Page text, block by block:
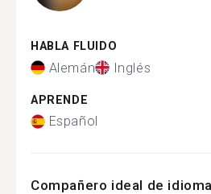
HABLA FLUIDO
Alemán Inglés
APRENDE
Español
Compañero ideal de